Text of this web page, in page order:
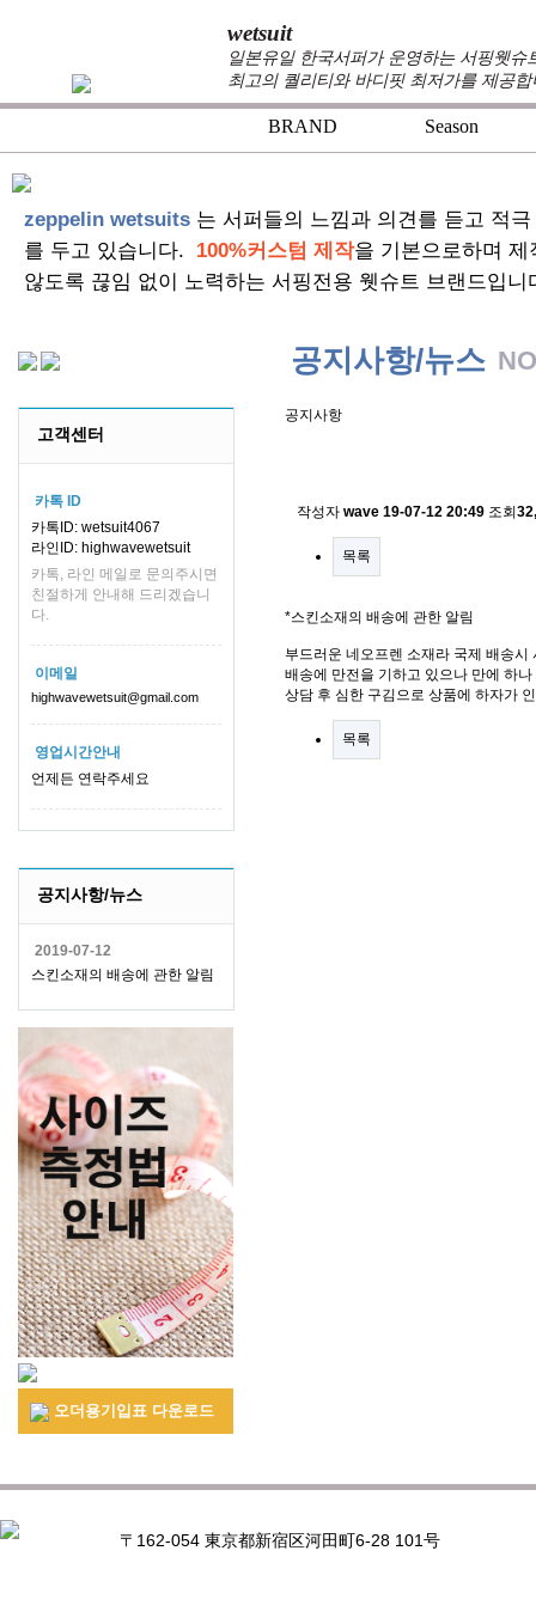
wetsuit
일본유일 한국서퍼가 운영하는 서핑웻
최고의 퀄리티와 바디핏 최저가를 제공합
BRAND Season
zeppelin wetsuits 는 서퍼들의 느낌과 의견를 듣고 적
를 두고 있습니다. 100%커스텀 제작을 기본으로하며
않도록 끊임 없이 노력하는 서핑전용 웻슈트 브랜드입니
고객센터
카톡 ID
카톡ID: wetsuit4067
라인ID: highwavewetsuit
카톡, 라인 메일로 문의주시면
친절하게 안내해 드리겠습니
다.
이메일
highwavewetsuit@gmail.com
영업시간안내
언제든 연락주세요
공지사항/뉴스
2019-07-12
스킨소재의 배송에 관한 알림
오더용기입표 다운로드
공지사항/뉴스
공지사항
작성자 wave 19-07-12 20:49 조회
목록
*스킨소재의 배송에 관한 알림
부드러운 네오프렌 소재라 국제 배송
배송에 만전을 기하고 있으나 만에 하
상담 후 심한 구김으로 상품에 하자가
목록
〒162-054 東京都新宿区河田町6-28 101号